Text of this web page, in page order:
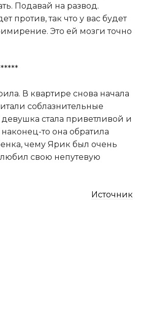
Подавай на развод.
против, так что у вас будет
Это ей мозги точно
В квартире снова начала
соблазнительные
девушка стала приветливой и
то она обратила
чему Ярик был очень
свою непутевую
Источник